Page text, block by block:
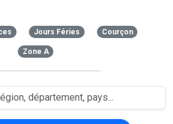
Jours Féries Courçon
Zone A